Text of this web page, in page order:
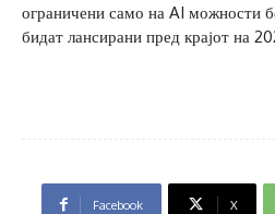
ограничени само на AI можности
бидат лансирани пред крајот на
Facebook X